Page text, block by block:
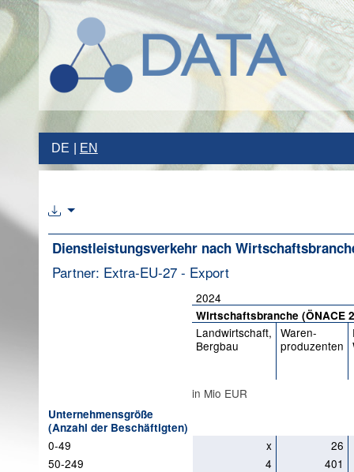
DE EN
Dienstleistungsverkehr nach
Partner: Extra-EU-27 - Export
2024
Wirtschaftsbranche (ÖNACE
Landwirtschaft,
Bergbau
Waren-
produzenten
in Mio EUR
Unternehmensgröße
(Anzahl der Beschäftigten)
0-49 x
26
50-249
4
401